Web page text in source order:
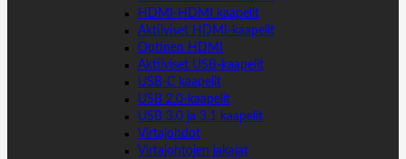
HDMI-HDMI kaapelit
Aktiiviset HDMI-kaapelit
Optinen HDMI
Aktiiviset USB-kaapelit
USB-C kaapelit
USB 2.0-kaapelit
USB 3.0 ja 3.1 kaapelit
Virtajohdot
Virtajohtojen jakajat